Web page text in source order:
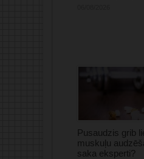
Pusaudzis grib
muskuļu
saka eksperti?